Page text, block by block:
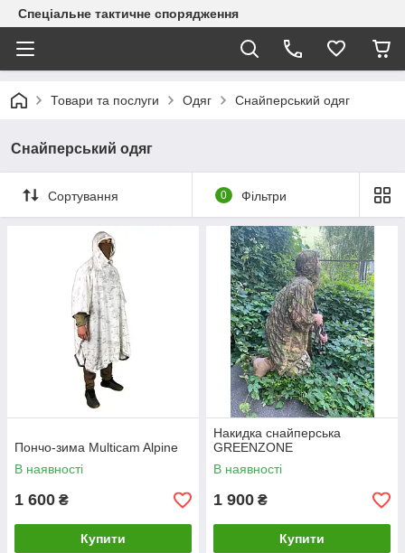
Спеціальне тактичне спорядження
Товари та послуги Одяг Снайперський одяг
Снайперський одяг
Сортування 0 Фільтри
Пончо-зима Multicam Alpine
В наявності
1 600 ₴
Купити
Накидка снайперська
GREENZONE
В наявності
1 900 ₴
Купити